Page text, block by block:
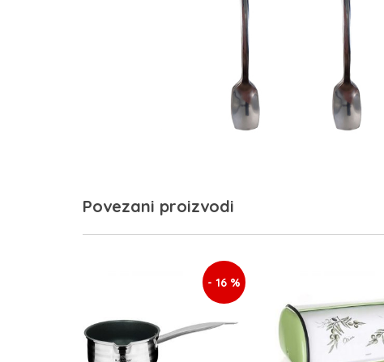
Povezani proizvodi
- 16 %